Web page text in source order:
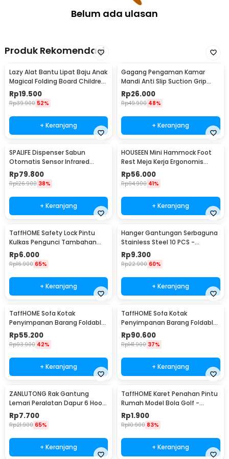
Belum ada ulasan
Produk Rekomendasi
Lazy Alat Bantu Lipat Baju Anak
Magical Folding Board Children
Cloth - 002
Rp19.500
Rp39.900 52%
+ Keranjang
Gagang Pengaman Kamar
Mandi Anti Slip Suction Grip
Handle Safety - SG-188
Rp26.000
Rp49.900 48%
+ Keranjang
SPALIFE Dispenser Sabun
Otomatis Sensor Infrared
Stainless Steel 250ml - AD-03
Rp79.800
Rp126.900 38%
+ Keranjang
HOUSEEN Mini Hammock Foot
Rest Meja Kerja Ergonomis
Sandaran Kaki
Rp56.000
Rp94.900 41%
+ Keranjang
TaffHOME Safety Lock Pintu
Kulkas Pengunci Tambahan
Tempel - S1843
Rp6.000
Rp16.900 65%
+ Keranjang
Hanger Gantungan Serbaguna
Stainless Steel 10 PCS -
M127105
Rp9.300
Rp22.900 60%
+ Keranjang
TaffHOME Sofa Kotak
Penyimpanan Barang Foldable
Storage Box 30x30x30cm - L170
Rp55.200
Rp93.900 42%
+ Keranjang
TaffHOME Sofa Kotak
Penyimpanan Barang Foldable
Storage Box 48x30x30cm - L170
Rp90.600
Rp141.900 37%
+ Keranjang
ZANLUTONG Rak Gantung
Lemari Peralatan Dapur 6 Hook
Besi - 2137
Rp7.700
Rp21.900 65%
+ Keranjang
TaffHOME Karet Penahan Pintu
Rumah Model Bola Golf -
HDS209
Rp1.900
Rp10.900 83%
+ Keranjang